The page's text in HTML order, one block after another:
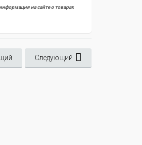
на сайте о товарах
Следующий